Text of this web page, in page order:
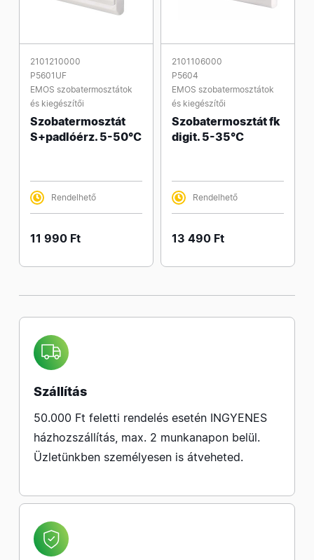
2101210000
P5601UF
EMOS szobatermosztátok
és kiegészítői
Szobatermosztát
S+padlóérz. 5-50°C
Rendelhető
11 990 Ft
2101106000
P5604
EMOS szobatermosztátok
és kiegészítői
Szobatermosztát fk
digit. 5-35°C
Rendelhető
13 490 Ft
Szállítás
50.000 Ft feletti rendelés esetén INGYENES
házhozszállítás, max. 2 munkanapon belül.
Üzletünkben személyesen is átveheted.